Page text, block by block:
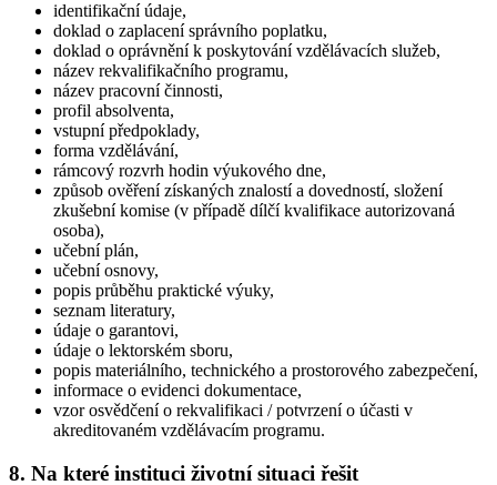
identifikační údaje,
doklad o zaplacení správního poplatku,
doklad o oprávnění k poskytování vzdělávacích služeb,
název rekvalifikačního programu,
název pracovní činnosti,
profil absolventa,
vstupní předpoklady,
forma vzdělávání,
rámcový rozvrh hodin výukového dne,
způsob ověření získaných znalostí a dovedností, složení
zkušební komise (v případě dílčí kvalifikace autorizovaná
osoba),
učební plán,
učební osnovy,
popis průběhu praktické výuky,
seznam literatury,
údaje o garantovi,
údaje o lektorském sboru,
popis materiálního, technického a prostorového zabezpečení,
informace o evidenci dokumentace,
vzor osvědčení o rekvalifikaci / potvrzení o účasti v
akreditovaném vzdělávacím programu.
8. Na které instituci životní situaci řešit